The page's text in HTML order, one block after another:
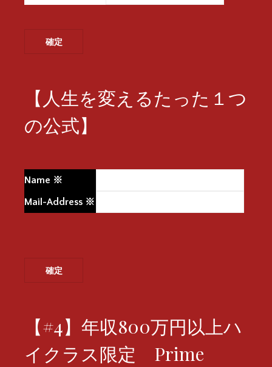
【人生を変えるたった１つ
の公式】
Name ※
Mail-Address ※
【#4】年収800万円以上ハ
イクラス限定 Prime